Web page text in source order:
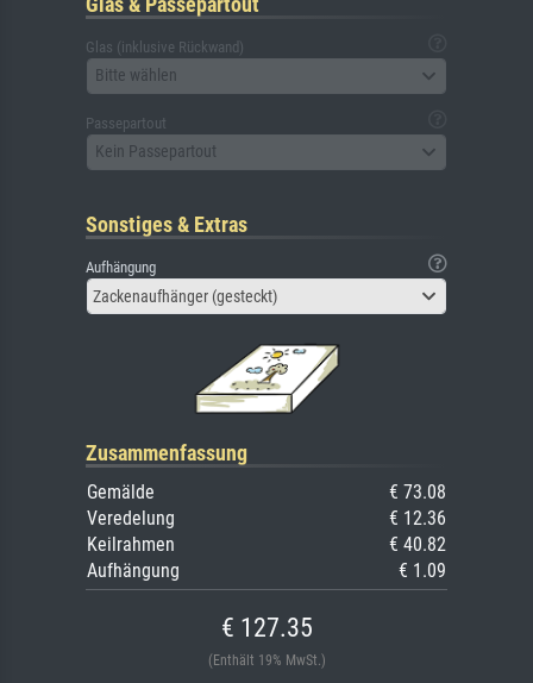
Glas (inklusive Rückwand)
Bitte wählen
Passepartout
Kein Passepartout
Sonstiges & Extras
Aufhängung
Zackenaufhänger (gesteckt)
Zusammenfassung
Gemälde
€ 73.08
Veredelung
€ 12.36
Keilrahmen
€ 40.82
Aufhängung
€ 1.09
€ 127.35
(Enthält 19% MwSt.)